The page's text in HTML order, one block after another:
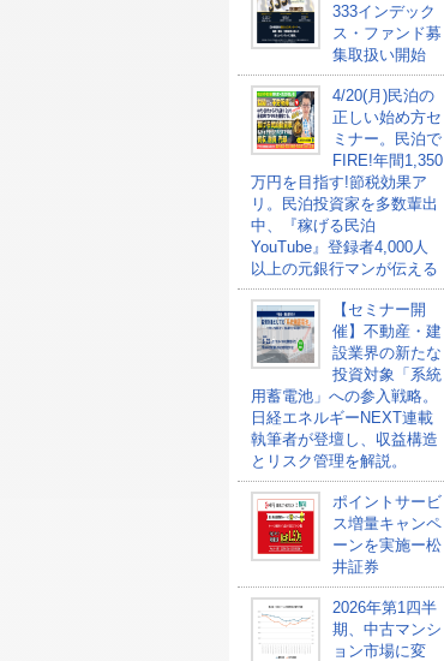
333インデック
ス・ファンド募
集取扱い開始
4/20(月)民泊の
正しい始め方セ
ミナー。民泊で
FIRE!年間1,350
万円を目指す!節税効果ア
リ。民泊投資家を多数輩出
中、『稼げる民泊
YouTube』登録者4,000人
以上の元銀行マンが伝える
【セミナー開
催】不動産・建
設業界の新たな
投資対象「系統
用蓄電池」への参入戦略。
日経エネルギーNEXT連載
執筆者が登壇し、収益構造
とリスク管理を解説。
ポイントサービ
ス増量キャンペ
ーンを実施ー松
井証券
2026年第1四半
期、中古マンシ
ョン市場に変